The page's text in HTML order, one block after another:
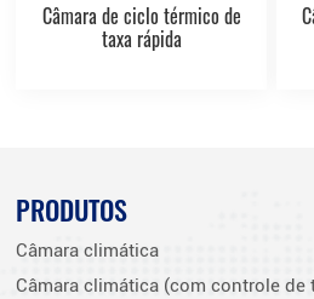
Câmara de ciclo térmico de
taxa rápida
PRODUTOS
Câmara climática
Câmara climática (com controle de